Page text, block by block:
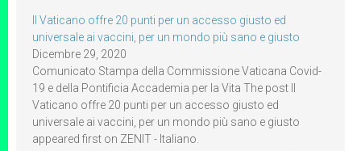
Il Vaticano offre 20 punti per un accesso giusto ed
universale ai vaccini, per un mondo più sano e giusto
Dicembre 29, 2020
Comunicato Stampa della Commissione Vaticana Covid-
19 e della Pontificia Accademia per la Vita The post Il
Vaticano offre 20 punti per un accesso giusto ed
universale ai vaccini, per un mondo più sano e giusto
appeared first on ZENIT - Italiano.